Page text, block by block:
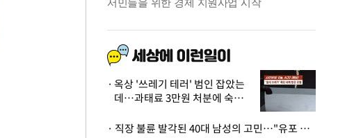
옥상 '쓰레기 테러' 범인 잡았는
데…과태료 3만원 처분에 숙박업
· 직장 불륜 발각된 40대 남성의 고민…"유포 동료 명예훼손·협박죄 고소 가능할까"